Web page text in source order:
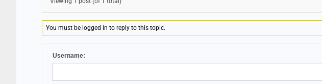
You must be logged in to reply to this topic.
Username: